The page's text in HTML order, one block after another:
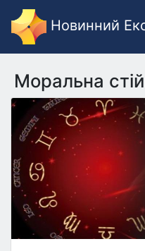
Новинний
Моральна